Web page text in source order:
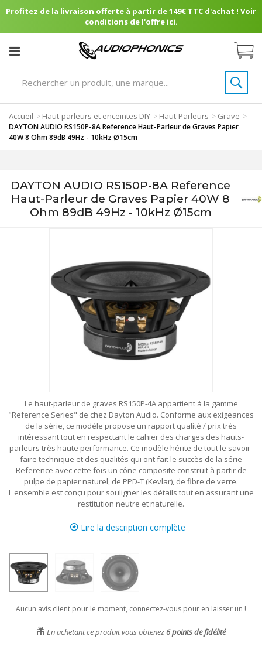
Profitez de la livraison offerte à partir de 149€ TTC d'achat ! Voir
conditions de l'offre ici.
Accueil > Haut-parleurs et enceintes DIY > Haut-Parleurs > Grave >
DAYTON AUDIO RS150P-8A Reference Haut-Parleur de Graves Papier
40W 8 Ohm 89dB 49Hz - 10kHz Ø15cm
DAYTON AUDIO RS150P-8A Reference
Haut-Parleur de Graves Papier 40W 8
Ohm 89dB 49Hz - 10kHz Ø15cm
Le haut-parleur de graves RS150P-4A appartient à la gamme
"Reference Series" de chez Dayton Audio. Conforme aux exigeances
de la série, ce modèle propose un rapport qualité / prix très
intéressant tout en respectant le cahier des charges des hauts-
parleurs très haute performance. Ce modèle hérite de tout le savoir-
faire technique et des qualités qui ont fait le succès de la série
Reference avec cette fois un cône composite construit à partir de
pulpe de papier naturel, de PPD-T (Kevlar), de fibre de verre.
L'ensemble est conçu pour souligner les détails tout en assurant une
restitution neutre et naturelle.
Lire la description complète
Aucun avis client pour le moment, connectez-vous pour en laisser un !
En achetant ce produit vous obtenez 6points de fidélité